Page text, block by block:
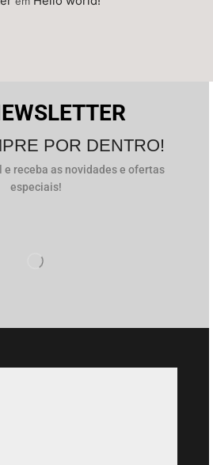
POR DENTRO!
e receba as novidades e ofertas
especiais!